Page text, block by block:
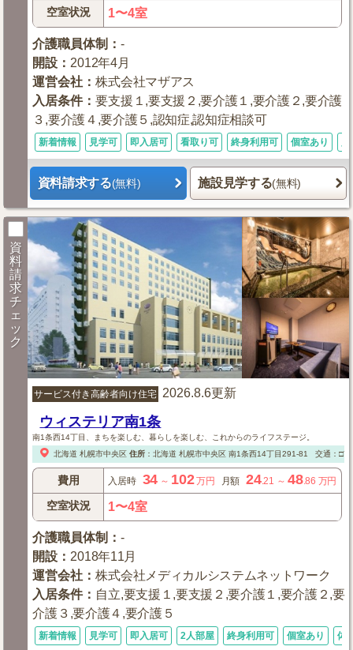
空室状況 1〜4室
介護職員体制 ：-
開設 ： 2012年4月
運営会社 ：株式会社マザアス
入居条件：要支援１,要支援２,要介護１,要介護２,要介護
３,要介護４,要介護５,認知症,認知症相談可
新着情報 見学可 即入居可 看取り可 終身利用可 個室あり
資料請求する(無料) 施設見学する(無料)
資
料
請
求
チ
ェ
ッ
ク
サービス付き高齢者向け住宅 2026.8.6更新
ウィステリア南1条
南1条西14丁目、まちを楽しむ、暮らしを楽しむ、これからのライフステージ。
北海道 札幌市中央区 住所： 北海道 札幌市中央区南1条西14丁目291-81 交通：□
費用 入居時 34 ～ 102万円 月額 24.21 ～48.86 万円
空室状況 1〜4室
介護職員体制 ：-
開設 ： 2018年11月
運営会社 ：株式会社メディカルシステムネットワーク
入居条件： 自立,要支援１,要支援２,要介護１,要介護２,要
介護３,要介護４,要介護５
新着情報 見学可 即入居可 2人部屋 終身利用可 個室あり 体